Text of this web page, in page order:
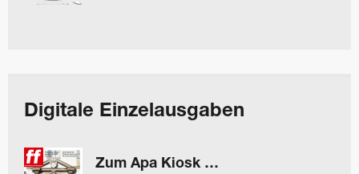
Digitale Einzelausgaben
Zum Apa Kiosk …